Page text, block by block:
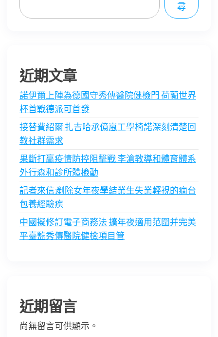
尋
近期文章
諾伊爾上陣為德國守秀傳醫院健檢門 荷蘭世界
杯首戰德派可首發
接替費紹爾 扎吉哈承億嵐工學椅諾深刻清楚回
教社群需求
果斷打贏疫情防控阻擊戰 李滄教導和體育體系
外行森和診所體檢動
記者來信:剷除女年夜學結業生失業輕視的痼台
包養經驗疾
中國擬修訂電子商務法 擴年夜適用范圍并完美
平臺監秀傳醫院健檢項目管
近期留言
尚無留言可供顯示。